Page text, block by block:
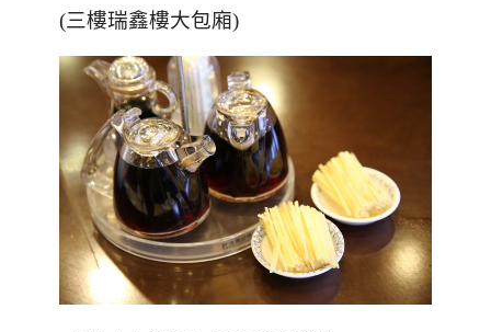
(三樓瑞鑫樓大包廂)